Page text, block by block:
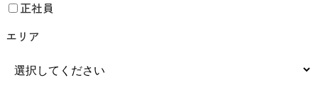
正社員
エリア